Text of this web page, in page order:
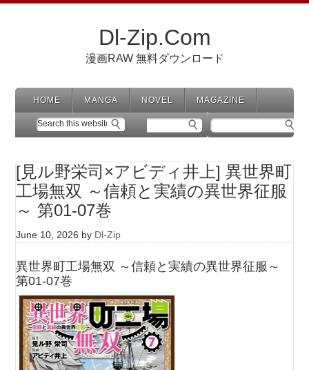
Dl-Zip.Com
漫画RAW 無料ダウンロード
HOME MANGA NOVEL MAGAZINE
[見ル野栄司×アビディ井上] 異世界町
工場無双 ～信頼と実績の異世界征服
～ 第01-07巻
June 10, 2026 by Dl-Zip
異世界町工場無双 ～信頼と実績の異世界征服～
第01-07巻